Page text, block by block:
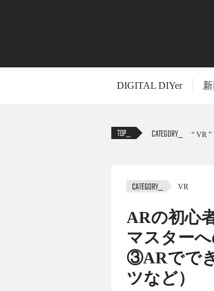
DIGITAL DIYer
CATEGORY VR
TITLE
ARといえばポケモンGO
VR
ARの初心
マスター
③ARでで
ツなど）